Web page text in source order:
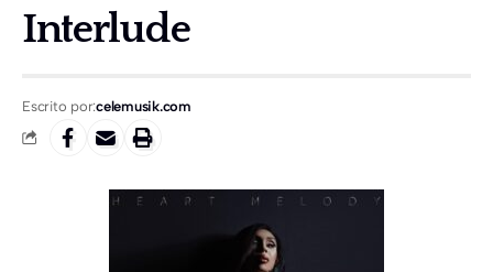
Interlude
Escrito por:celemusik.com